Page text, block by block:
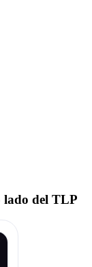
lado del TLP